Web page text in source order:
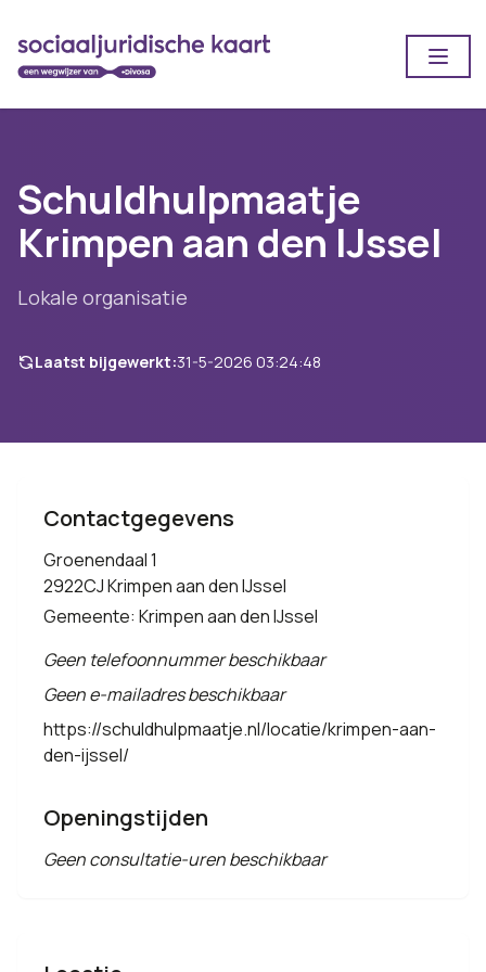
Schuldhulpmaatje
Krimpen aan den IJssel
Lokale organisatie
Laatst bijgewerkt:31-5-2026 03:24:48
Contactgegevens
Groenendaal 1
2922CJ Krimpen aan den IJssel
Gemeente: Krimpen aan den IJssel
Geen telefoonnummer beschikbaar
Geen e-mailadres beschikbaar
https://schuldhulpmaatje.nl/locatie/krimpen-aan-
den-ijssel/
Openingstijden
Geen consultatie-uren beschikbaar